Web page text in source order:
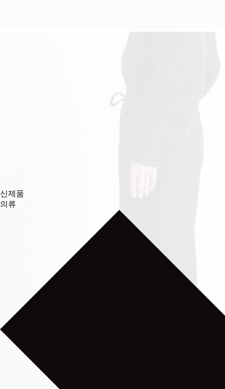
신제품
의류